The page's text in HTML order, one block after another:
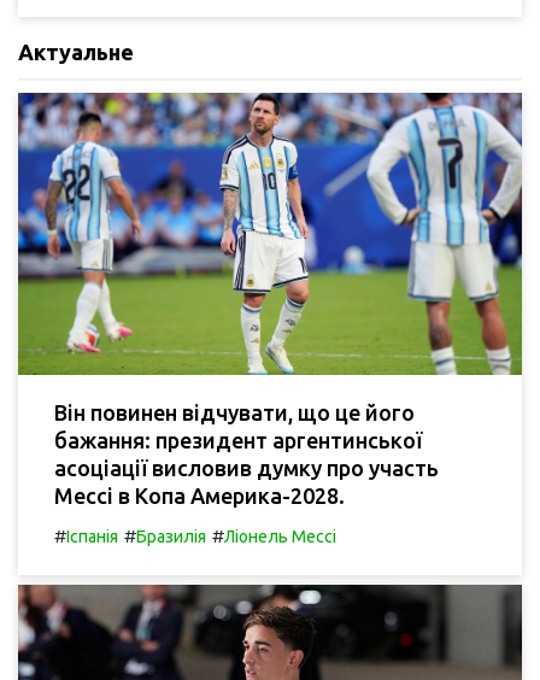
Актуальне
Він повинен відчувати, що це його
бажання: президент аргентинської
асоціації висловив думку про участь
Мессі в Копа Америка-2028.
#Іспанія #Бразилія #Ліонель Мессі